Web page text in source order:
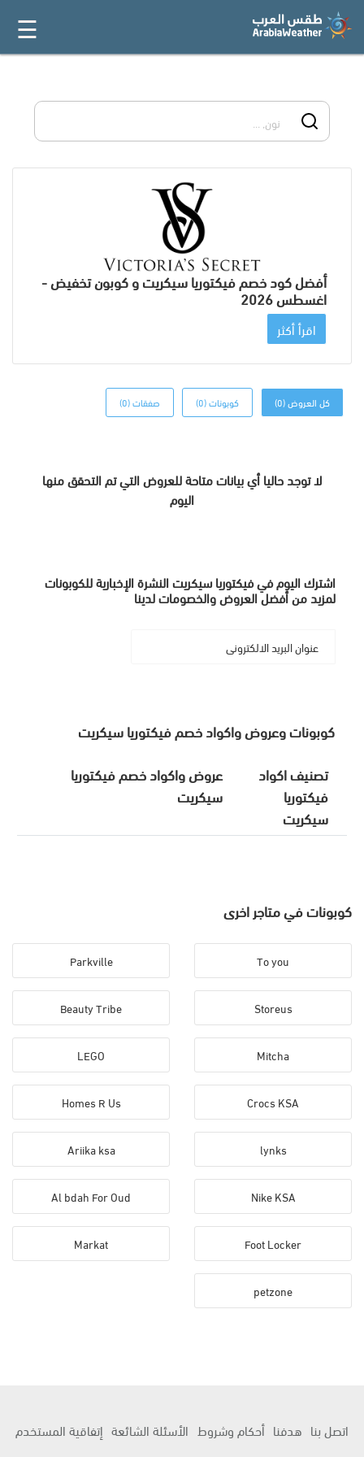
القائمة
أفضل 20
المتاجر
☰
أفضل كود خصم فيكتوريا سيكريت و كوبون تخفيض -
اغسطس 2026
اقرأ أكثر
كل العروض (0) كوبونات (0) صفقات (0)
لا توجد حاليا أي بيانات متاحة للعروض التي تم التحقق منها
اليوم
اشترك اليوم في فيكتوريا سيكريت النشرة الإخبارية للكوبونات
لمزيد من أفضل العروض والخصومات لدينا
كوبونات وعروض واكواد خصم فيكتوريا سيكريت
تصنيف اكواد
فيكتوريا
سيكريت
عروض واكواد خصم فيكتوريا
سيكريت
كوبونات في متاجر اخرى
To you
Parkville
Storeus
Beauty Tribe
Mitcha
LEGO
Crocs KSA
Homes R Us
lynks
Ariika ksa
Nike KSA
Al bdah For Oud
Foot Locker
Markat
petzone
اتصل بنا هدفنا أحكام وشروط الأسئلة الشائعة إتفاقية المستخدم